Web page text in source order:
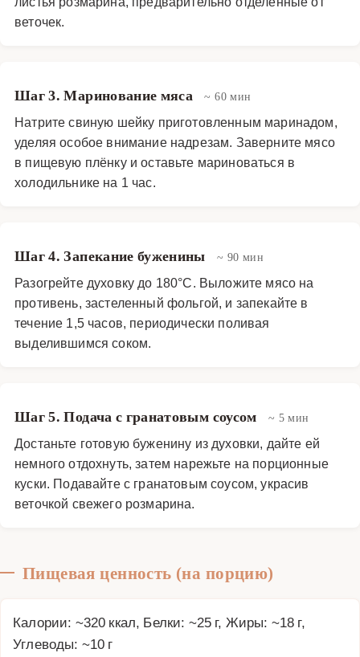
веточек.
Шаг 3. Маринование мяса ~ 60 мин
Натрите свиную шейку приготовленным маринадом,
уделяя особое внимание надрезам. Заверните мясо
в пищевую плёнку и оставьте мариноваться в
холодильнике на 1 час.
Шаг 4. Запекание буженины ~ 90 мин
Разогрейте духовку до 180°C. Выложите мясо на
противень, застеленный фольгой, и запекайте в
течение 1,5 часов, периодически поливая
выделившимся соком.
Шаг 5. Подача с гранатовым соусом ~ 5 мин
Достаньте готовую буженину из духовки, дайте ей
немного отдохнуть, затем нарежьте на порционные
куски. Подавайте с гранатовым соусом, украсив
веточкой свежего розмарина.
Пищевая ценность (на порцию)
Калории: ~320 ккал, Белки: ~25 г, Жиры: ~18 г,
Углеводы: ~10 г